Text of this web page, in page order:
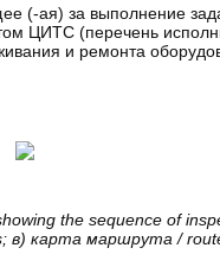
(-ая) за выполнение
ЦИТС (перечень
и ремонта
the sequence of
в) карта маршрута /